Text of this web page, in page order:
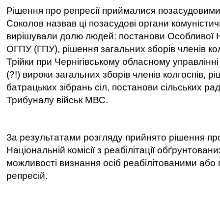
Рішення про репресії приймалися
Соколов назвав ці позасудові органи
вирішували долю людей: постанови Особливої
ОГПУ (ГПУ), рішення загальних зборів членів
Трійки при Чернігівському обласному
(?!) вироки загальних зборів членів колгоспів,
батрацьких зібрань сіл, постанови сільських
Трибуналу військ МВС.
За результатами розгляду прийнято рішення
Національній комісії з реабілітації
можливості визнання осіб реабілітованими або
репресій.